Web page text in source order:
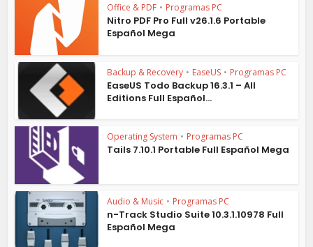
Office & PDF • Programas PC
Nitro PDF Pro Full v26.1.6 Portable
Español Mega
Backup & Recovery • EaseUS • Programas PC
EaseUS Todo Backup 16.3.1 – All
Editions Full Español...
Operating System • Programas PC
Tails 7.10.1 Portable Full Español Mega
Audio & Music • Programas PC
n-Track Studio Suite 10.3.1.10978 Full
Español Mega